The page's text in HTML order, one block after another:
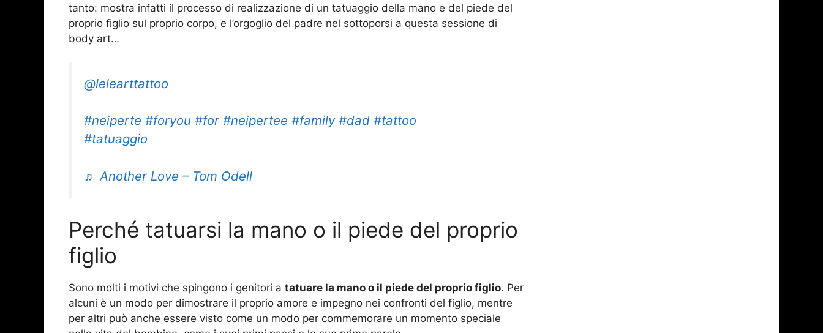
tanto: mostra infatti il processo di realizzazione di un tatuaggio della mano e del piede del
proprio figlio sul proprio corpo, e l’orgoglio del padre nel sottoporsi a questa sessione di
body art…
@lelearttattoo
#neiperte #foryou #for #neipertee #family #dad #tattoo
#tatuaggio
♬ Another Love – Tom Odell
Perché tatuarsi la mano o il piede del proprio
figlio
Sono molti i motivi che spingono i genitori a tatuare la mano o il piede del proprio figlio. Per
alcuni è un modo per dimostrare il proprio amore e impegno nei confronti del figlio, mentre
per altri può anche essere visto come un modo per commemorare un momento speciale